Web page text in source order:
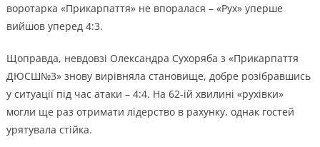
воротарка «Прикарпаття» не впоралася – «Рух» уперше
вийшов уперед 4:3.
Щоправда, невдовзі Олександра Сухоряба з «Прикарпаття
ДЮСШ№3» знову вирівняла становище, добре розібравшись
у ситуації під час атаки – 4:4. На 62-ій хвилині «рухівки»
могли ще раз отримати лідерство в рахунку, однак гостей
урятувала стійка.